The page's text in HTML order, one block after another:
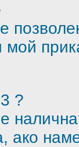
мой
?
ако